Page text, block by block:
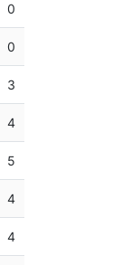
0
0
3
4
5
4
4